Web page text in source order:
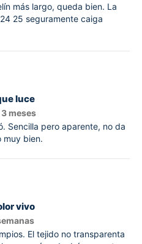
más largo, queda bien. La
25 seguramente caiga
luce
3 meses
Sencilla pero aparente, no da
muy bien.
vivo
El tejido no transparenta